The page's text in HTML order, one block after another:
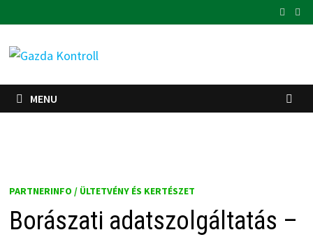
to
content
MENU
PARTNERINFO / ÜLTETVÉNY ÉS KERTÉSZET
Borászati adatszolgáltatás –